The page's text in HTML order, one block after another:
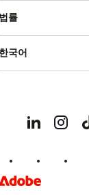
법률
한국어